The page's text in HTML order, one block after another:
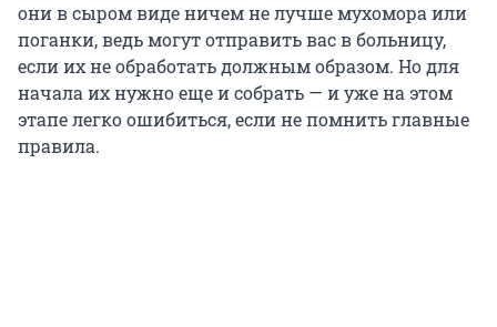
они в сыром виде ничем не лучше мухомора или
поганки, ведь могут отправить вас в больницу,
если их не обработать должным образом. Но для
начала их нужно еще и собрать — и уже на этом
этапе легко ошибиться, если не помнить главные
правила.